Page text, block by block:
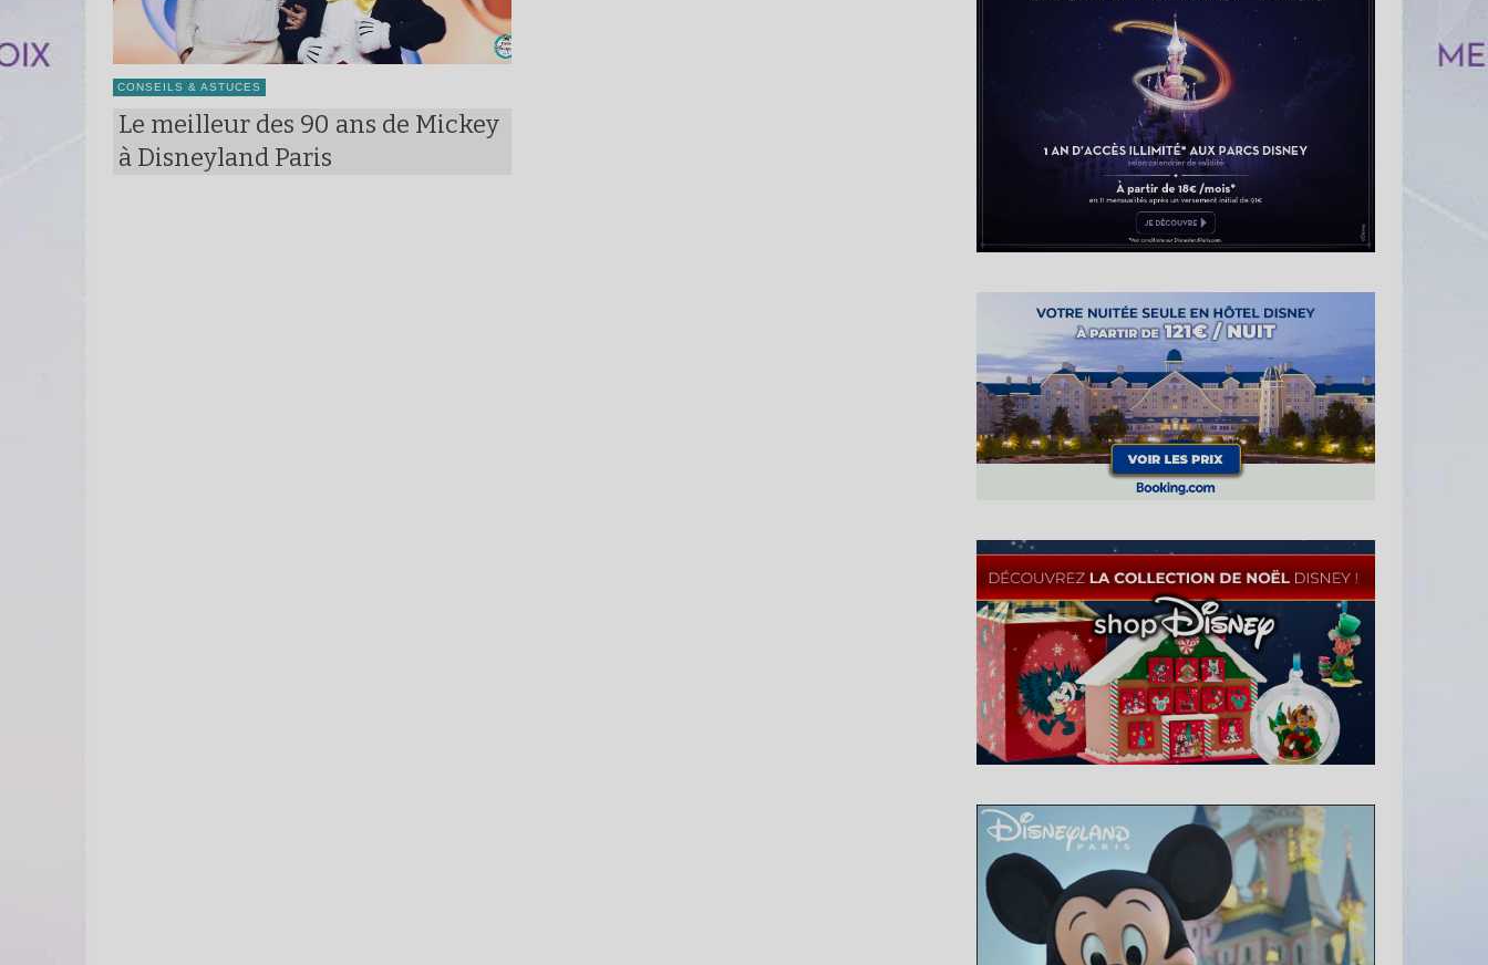
CONSEILS & ASTUCES
Le meilleur des 90 ans de Mickey
à Disneyland Paris